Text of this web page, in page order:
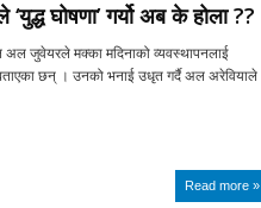
घोषणा’ गर्यो अब के होला ??
अल जुवेयरले मक्का मदिनाको व्यवस्थापनलाई
बताएका छन् । उनको भनाई उधृत गर्दै अल अरेवियाले
Read more »